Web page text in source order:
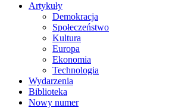
Artykuły
Demokracja
Społeczeństwo
Kultura
Europa
Ekonomia
Technologia
Wydarzenia
Biblioteka
Nowy numer